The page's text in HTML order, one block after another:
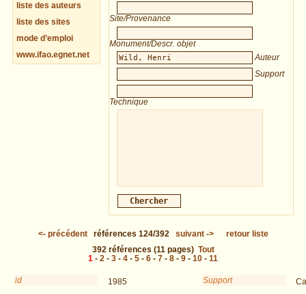
liste des auteurs
liste des sites
mode d’emploi
www.ifao.egnet.net
Site/Provenance
Monument/Descr. objet
Auteur
Support
Technique
<- précédent références 124/392 suivant->
retour liste
392 références (11 pages) Tout
1 - 2 - 3 - 4 - 5 - 6 - 7 - 8 - 9 - 10 - 11
id
1985
Support